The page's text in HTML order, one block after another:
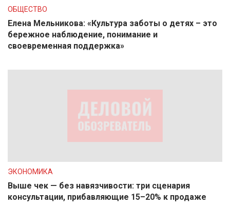
ОБЩЕСТВО
Елена Мельникова: «Культура заботы о детях – это
бережное наблюдение, понимание и
своевременная поддержка»
ЭКОНОМИКА
Выше чек — без навязчивости: три сценария
консультации, прибавляющие 15–20% к продаже